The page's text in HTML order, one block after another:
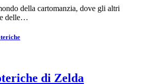
della cartomanzia, dove gli altri
delle…
di Zelda